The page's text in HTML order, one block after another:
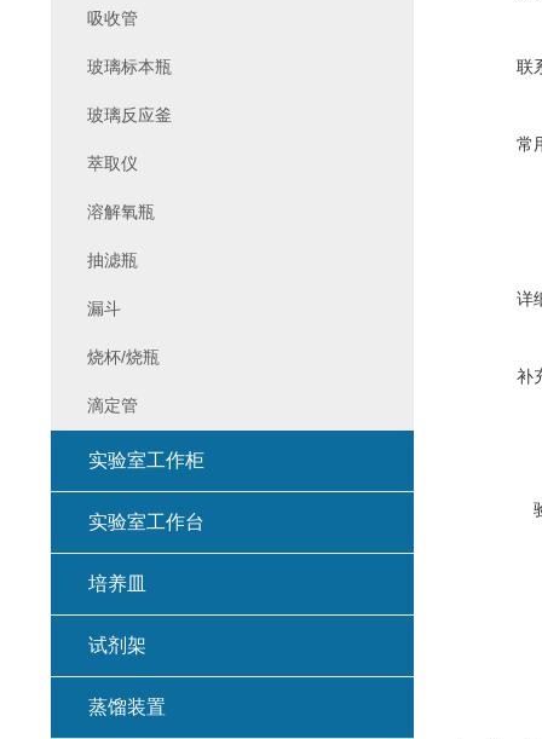
联
常
详
补
吸收管
玻璃标本瓶
玻璃反应釜
萃取仪
溶解氧瓶
抽滤瓶
漏斗
烧杯/烧瓶
滴定管
实验室工作柜
实验室工作台
培养皿
试剂架
蒸馏装置